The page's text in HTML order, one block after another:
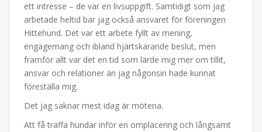
ett intresse – de var en livsuppgift. Samtidigt som jag
arbetade heltid bar jag också ansvaret för föreningen
Hittehund. Det var ett arbete fyllt av mening,
engagemang och ibland hjärtskärande beslut, men
framför allt var det en tid som lärde mig mer om tillit,
ansvar och relationer än jag någonsin hade kunnat
föreställa mig.
Det jag saknar mest idag är mötena.
Att få träffa hundar inför en omplacering och långsamt